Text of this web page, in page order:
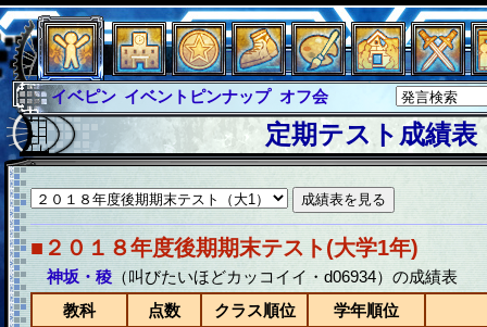
イベピン イベントピンナップ オフ会
グラシャ
グラシャ・ラボラス
グローバルジャスティス サイキックハーツ
サイキックハーツ大戦 シュラウド ソロモン
ファイナル アブソーバー
定期テスト成績表
■２０１８年度後期期末テスト(大学1年)
神坂・稜（叫びたいほどカッコイイ・d06934）の成績表
教科
点数 クラス順位
学年順位